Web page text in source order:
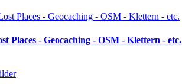
Places - Geocaching - OSM - Klettern - etc.